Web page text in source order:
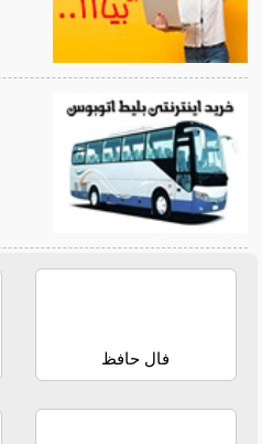
فال حافظ